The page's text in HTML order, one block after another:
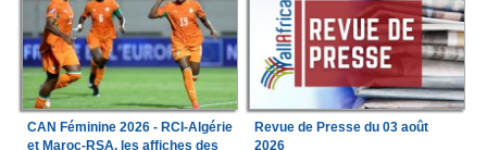
CAN Féminine 2026 - RCI-Algérie
et Maroc-RSA, les affiches des
Revue de Presse du 03 août
2026